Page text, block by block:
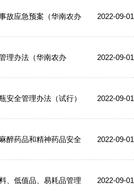
故应急预案（华南农办
2022-09-01
理办法（华南农办
2022-09-01
安全管理办法（试行）
2022-09-01
醉药品和精神药品安全
2022-09-01
、低值品、易耗品管理
2022-09-01